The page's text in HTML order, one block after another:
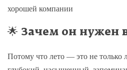
хорошей компании
🌟 Зачем он нужен
Потому что лето — это не только